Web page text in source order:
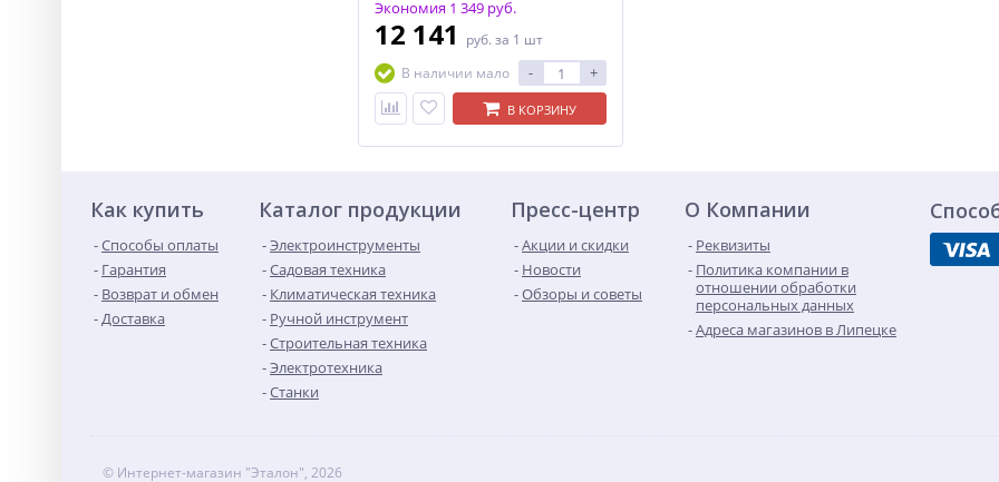
Экономия 1 349 руб.
12 141 руб. за 1 шт
В наличии мало
- +
В КОРЗИНУ
Как купить
Способы оплаты
Гарантия
Возврат и обмен
Доставка
Каталог продукции
Электроинструменты
Садовая техника
Климатическая техника
Ручной инструмент
Строительная техника
Электротехника
Станки
Пресс-центр
Акции и скидки
Новости
Обзоры и советы
О Компании
Реквизиты
Политика компании в
отношении обработки
персональных данных
Адреса магазинов в Липецке
© Интернет-магазин "Эталон", 2026